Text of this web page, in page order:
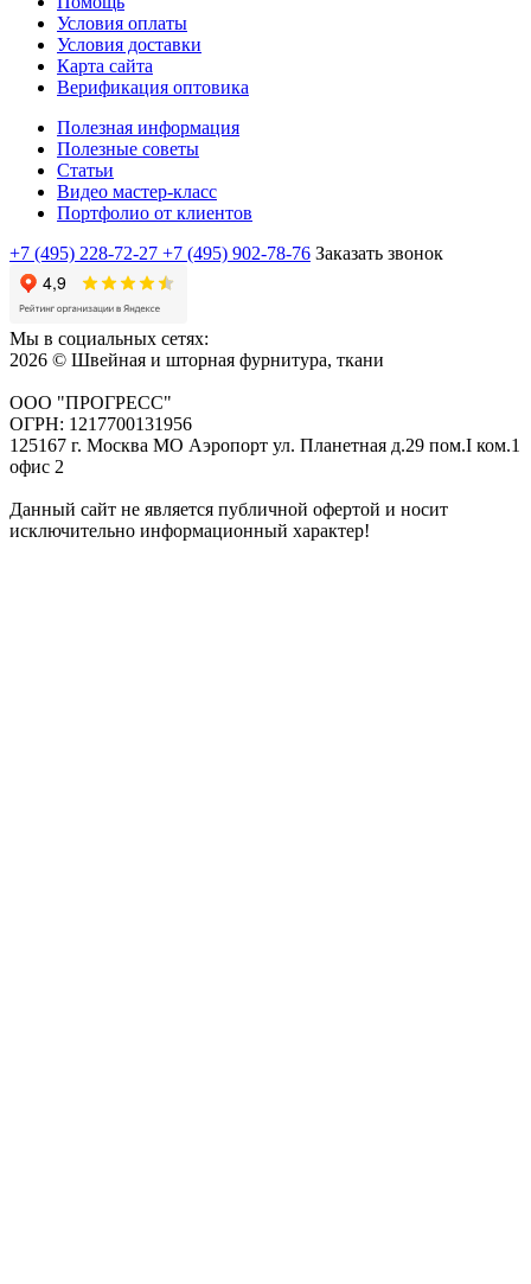
Условия оплаты
Условия доставки
Карта сайта
Верификация оптовика
Полезная информация
Полезные советы
Статьи
Видео мастер-класс
Портфолио от клиентов
+7 (495) 228-72-27 +7 (495) 902-78-76 Заказать звонок
Мы в социальных сетях:
2026 © Швейная и шторная фурнитура, ткани
ООО "ПРОГРЕСС"
ОГРН: 1217700131956
125167 г. Москва МО Аэропорт ул. Планетная д.29 пом.I ком.1
офис 2
Данный сайт не является публичной офертой и носит
исключительно информационный характер!